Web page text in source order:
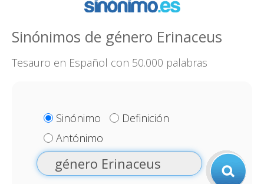
Sinónimos de género Erinaceus
Tesauro en Español con 50.000 palabras
Sinónimo
Definición
Antónimo